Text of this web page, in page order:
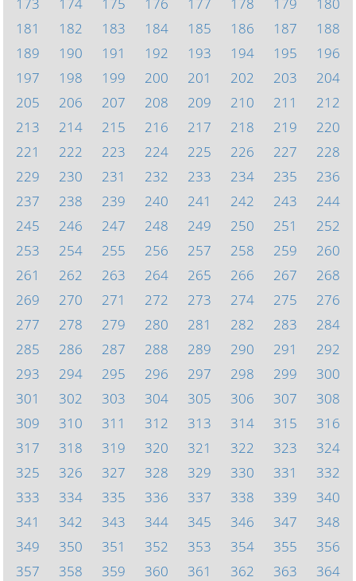
181
182 183 184 185 186 187
188
189
190 191 192 193 194 195
196
197
198 199 200 201 202 203
204
205
206 207 208 209 210 211
212
213
214 215 216 217 218 219
220
221
222 223 224 225 226 227
228
229
230 231 232 233 234 235
236
237
238 239 240 241 242 243
244
245
246 247 248 249 250 251
252
253
254 255 256 257 258 259
260
261
262 263 264 265 266 267
268
269
270 271 272 273 274 275
276
277
278 279 280 281 282 283
284
285
286 287 288 289 290 291
292
293
294 295 296 297 298 299
300
301
302 303 304 305 306 307
308
309
310 311 312 313 314 315
316
317
318 319 320 321 322 323
324
325
326 327 328 329 330 331
332
333
334 335 336 337 338 339
340
341
342 343 344 345 346 347
348
349
350 351 352 353 354 355
356
357
358 359 360 361 362 363 364